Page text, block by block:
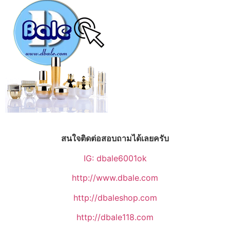
สนใจติดต่อสอบถามได้เลยครับ
IG: dbale6001ok
http://www.dbale.com
http://dbaleshop.com
http://dbale118.com